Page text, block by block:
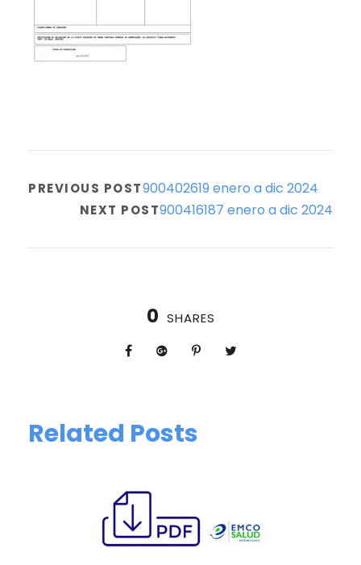
PREVIOUS POST900402619 enero a dic 2024
NEXT POST900416187 enero a dic 2024
0 SHARES
Related Posts